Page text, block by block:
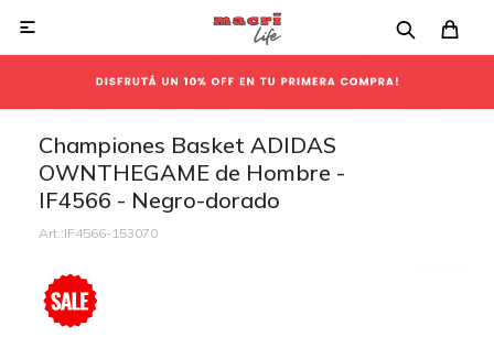

Championes Basket ADIDAS
OWNTHEGAME de Hombre -
IF4566 - Negro-dorado
IF4566-153070